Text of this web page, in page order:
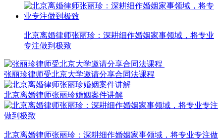
北京离婚律师张丽珍：深耕细作婚姻家事领域，将专业
专注做到极致
张丽珍律师受北京大学邀请分享合同法课程
北京离婚律师张丽珍婚姻案件讲解
北京离婚律师张丽珍：深耕细作婚姻家事领域，将专业专注做